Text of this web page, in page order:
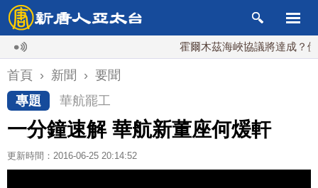
霍爾木茲海峽協議將達成？伊朗傳
首頁 › 新聞 › 要聞
專題
華航罷工
一分鐘速解 華航新董座何煖軒
更新時間：2016-06-25 20:14:52